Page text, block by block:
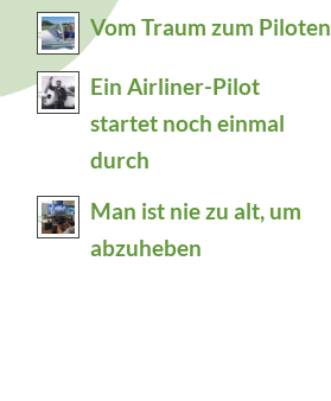
Vom Traum zum Piloten
Ein Airliner-Pilot
startet noch einmal
durch
Man ist nie zu alt, um
abzuheben